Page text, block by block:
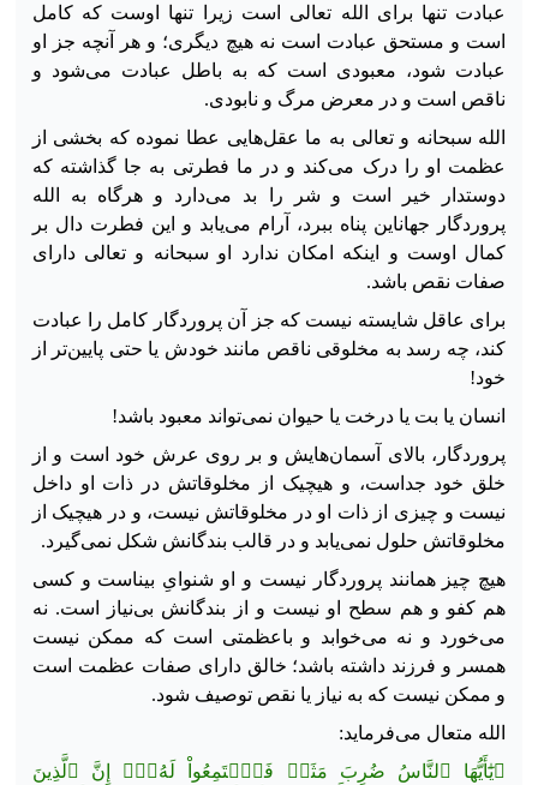
عبادت تنها برای الله تعالی است زیرا تنها اوست که کامل
است و مستحق عبادت است نه هیچ دیگری؛ و هر آنچه جز او
عبادت شود، معبودی است که به باطل عبادت می‌شود و
ناقص است و در معرض مرگ و نابودی.
الله سبحانه و تعالی به ما عقل‌هایی عطا نموده که بخشی از
عظمت او را درک می‌کند و در ما فطرتی به جا گذاشته که
دوستدار خیر است و شر را بد می‌دارد و هرگاه به الله
پروردگار جهاناین پناه ببرد، آرام می‌یابد و این فطرت دال بر
کمال اوست و اینکه امکان ندارد او سبحانه و تعالی دارای
صفات نقص باشد.
برای عاقل شایسته نیست که جز آن پروردگار کامل را عبادت
کند، چه رسد به مخلوقی ناقص مانند خودش یا حتی پایین‌تر از
خود!
انسان یا بت یا درخت یا حیوان نمی‌تواند معبود باشد!
پروردگار، بالای آسمان‌هایش و بر روی عرش خود است و از
خلق خود جداست، و هیچیک از مخلوقاتش در ذات او داخل
نیست و چیزی از ذات او در مخلوقاتش نیست، و در هیچیک از
مخلوقاتش حلول نمی‌یابد و در قالب بندگانش شکل نمی‌گیرد.
هیچ چیز همانند پروردگار نیست و او شنوایِ بیناست و کسی
هم کفو و هم سطح او نیست و از بندگانش بی‌نیاز است. نه
می‌خورد و نه می‌خوابد و باعظمتی است که ممکن نیست
همسر و فرزند داشته باشد؛ خالق دارای صفات عظمت است
و ممکن نیست که به نیاز یا نقص توصیف شود.
الله متعال می‌فرماید:
﴿يَٰٓأَيُّهَا ٱلنَّاسُ ضُرِبَ مَثَلٞ فَٱسۡتَمِعُواْ لَهُۥٓۚ إِنَّ ٱلَّذِينَ